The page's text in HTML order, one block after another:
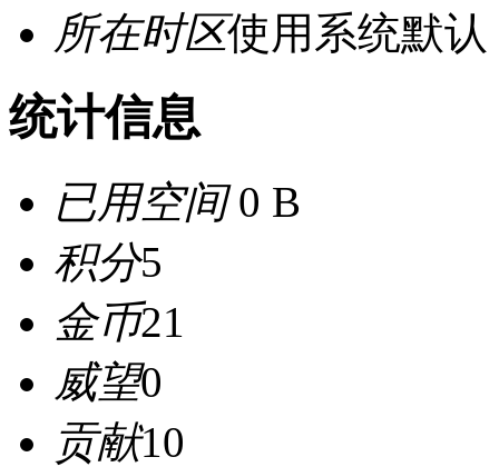
所在时区使用系统默认
统计信息
已用空间0 B
积分5
金币21
威望0
贡献10